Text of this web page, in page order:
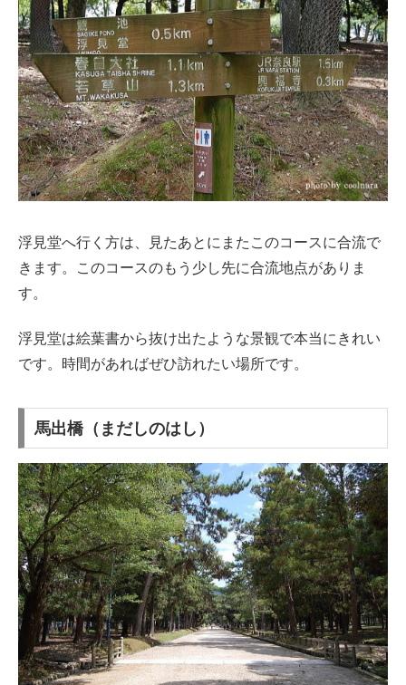
浮見堂へ行く方は、見たあとにまたこのコースに合流で
きます。このコースのもう少し先に合流地点がありま
す。
浮見堂は絵葉書から抜け出たような景観で本当にきれい
です。時間があればぜひ訪れたい場所です。
馬出橋（まだしのはし）